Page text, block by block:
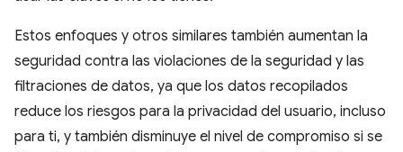
Estos enfoques y otros similares también aumentan la
seguridad contra las violaciones de la seguridad y las
filtraciones de datos, ya que los datos recopilados
reduce los riesgos para la privacidad del usuario, incluso
para ti, y también disminuye el nivel de compromiso si se